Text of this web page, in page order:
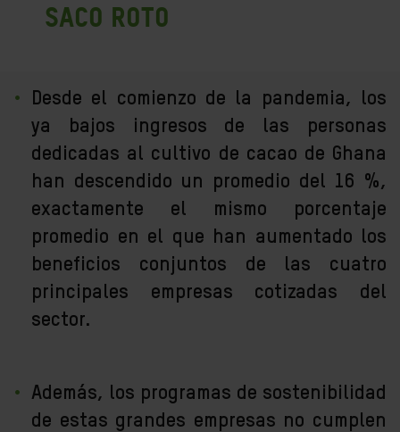
saco roto
Desde el comienzo de la pandemia, los
ya bajos ingresos de las personas
dedicadas al cultivo de cacao de Ghana
han descendido un promedio del 16 %,
exactamente el mismo porcentaje
promedio en el que han aumentado los
beneficios conjuntos de las cuatro
principales empresas cotizadas del
sector.
Además, los programas de sostenibilidad
de estas grandes empresas no cumplen